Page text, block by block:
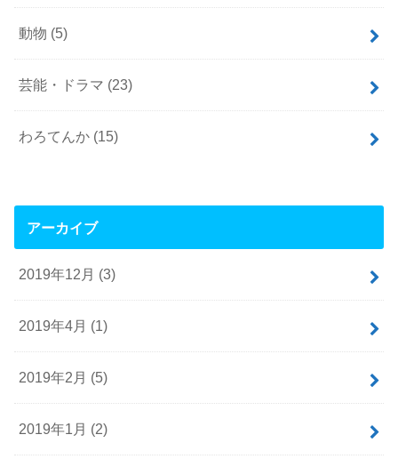
動物 (5)
芸能・ドラマ (23)
わろてんか (15)
アーカイブ
2019年12月 (3)
2019年4月 (1)
2019年2月 (5)
2019年1月 (2)